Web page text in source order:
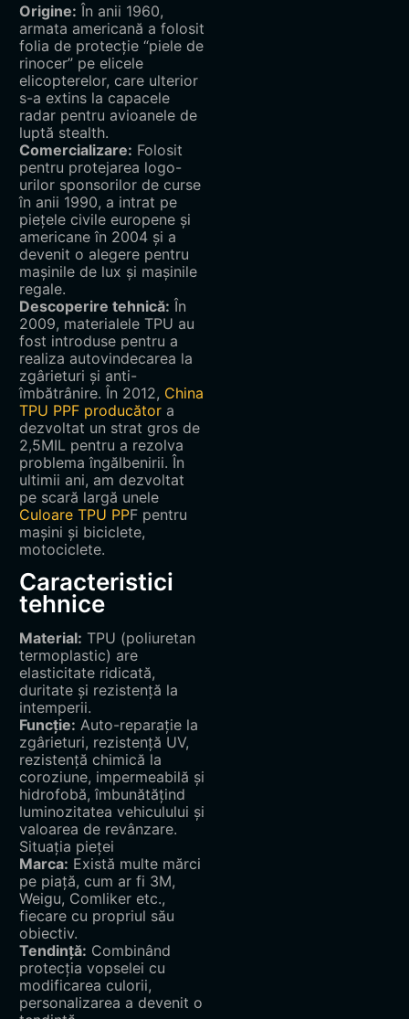
Origine: În anii 1960,
armata americană a folosit
folia de protecție “piele de
rinocer” pe elicele
elicopterelor, care ulterior
s-a extins la capacele
radar pentru avioanele de
luptă stealth.
Comercializare: Folosit
pentru protejarea logo-
urilor sponsorilor de curse
în anii 1990, a intrat pe
piețele civile europene și
americane în 2004 și a
devenit o alegere pentru
mașinile de lux și mașinile
regale.
Descoperire tehnică: În
2009, materialele TPU au
fost introduse pentru a
realiza autovindecarea la
zgârieturi și anti-
îmbătrânire. În 2012, China
TPU PPF producătora
dezvoltat un strat gros de
2,5MIL pentru a rezolva
problema îngălbenirii. În
ultimii ani, am dezvoltat
pe scară largă unele
Culoare TPU PPF pentru
mașini și biciclete,
motociclete.
Caracteristici
tehnice
Material: TPU (poliuretan
termoplastic) are
elasticitate ridicată,
duritate și rezistență la
intemperii.
Funcție: Auto-reparație la
zgârieturi, rezistență UV,
rezistență chimică la
coroziune, impermeabilă și
hidrofobă, îmbunătățind
luminozitatea vehiculului și
valoarea de revânzare.
Situația pieței
Marca: Există multe mărci
pe piață, cum ar fi 3M,
Weigu, Comliker etc.,
fiecare cu propriul său
obiectiv.
Tendință: Combinând
protecția vopselei cu
modificarea culorii,
personalizarea a devenit o